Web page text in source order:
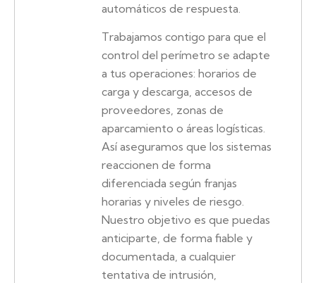
automáticos de respuesta.
Trabajamos contigo para que el
control del perímetro se adapte
a tus operaciones: horarios de
carga y descarga, accesos de
proveedores, zonas de
aparcamiento o áreas logísticas.
Así aseguramos que los sistemas
reaccionen de forma
diferenciada según franjas
horarias y niveles de riesgo.
Nuestro objetivo es que puedas
anticiparte, de forma fiable y
documentada, a cualquier
tentativa de intrusión,